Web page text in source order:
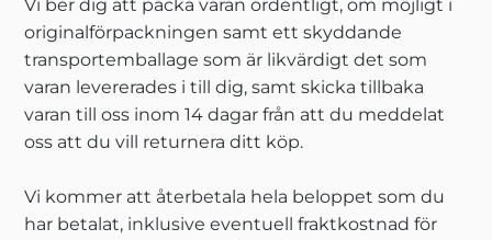
Vi ber dig att packa varan ordentligt, om möjligt i
originalförpackningen samt ett skyddande
transportemballage som är likvärdigt det som
varan levererades i till dig, samt skicka tillbaka
varan till oss inom 14 dagar från att du meddelat
oss att du vill returnera ditt köp.
Vi kommer att återbetala hela beloppet som du
har betalat, inklusive eventuell fraktkostnad för